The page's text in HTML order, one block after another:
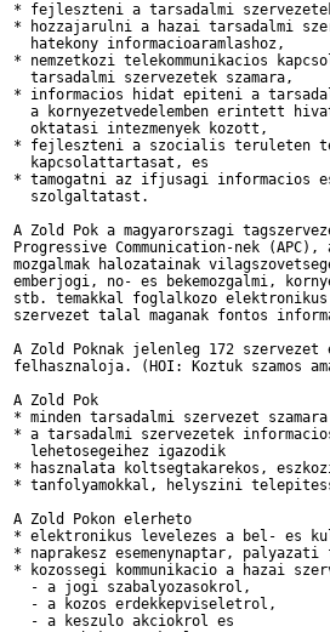
* fejleszteni a tarsadalmi
* hozzajarulni a hazai tarsadalmi
  hatekony informacioaramlashoz,
* nemzetkozi telekommunikacios
  tarsadalmi szervezetek szamara,
* informacios hidat epiteni a
a kornyezetvedelemben erintett
  oktatasi intezmenyek kozott,
* fejleszteni a szocialis teruleten
  kapcsolattartasat, es
* tamogatni az ifjusagi informacios
  szolgaltatast.
A Zold Pok a magyarorszagi
Progressive Communication-nek
mozgalmak halozatainak
emberjogi, no- es bekemozgalmi,
stb. temakkal foglalkozo
szervezet talal maganak fontos
A Zold Poknak jelenleg 172 szervezet
felhasznaloja. (HOI: Koztuk szamos
A Zold Pok
* minden tarsadalmi szervezet
* a tarsadalmi szervezetek
  lehetosegeihez igazodik
* hasznalata koltsegtakarekos,
* tanfolyamokkal, helyszini
A Zold Pokon elerheto
* elektronikus levelezes a bel- es
* naprakesz esemenynaptar,
* kozossegi kommunikacio a hazai
  - a jogi szabalyozasokrol,
  - a kozos erdekkepviseletrol,
  - a keszulo akciokrol es